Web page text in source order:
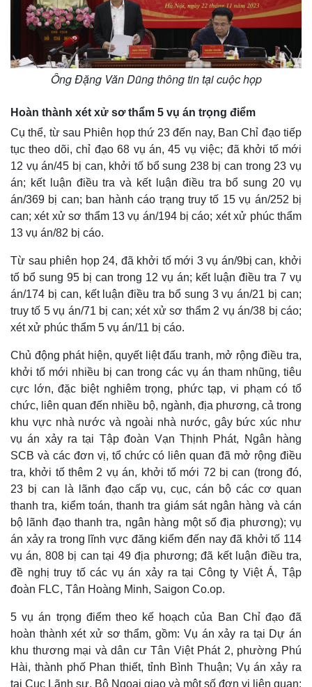
Kinh tế
Bất động sản
Khởi nghiệp
Thị trường
Giá vàng
Tiêu dùng
Tỷ giá
Pháp luật
Vụ án
Tin nóng
Tư vấn luật
Quân sự - Quốc phòng
Vũ khí
Việt Nam
Phân tích
Ông Đặng Văn Dũng thông tin tại cuộc họp
Hoàn thành xét xử sơ thẩm 5 vụ án trọng điểm
Cụ thể, từ sau Phiên họp thứ 23 đến nay, Ban Chỉ đạo tiếp
tục theo dõi, chỉ đạo 68 vụ án, 45 vụ việc; đã khởi tố mới
12 vụ án/45 bị can, khởi tố bổ sung 238 bị can trong 23 vụ
án; kết luận điều tra và kết luận điều tra bổ sung 20 vụ
án/369 bị can; ban hành cáo trạng truy tố 15 vụ án/252 bị
can; xét xử sơ thẩm 13 vụ án/194 bị cáo; xét xử phúc thẩm
13 vụ án/82 bị cáo.
Từ sau phiên họp 24, đã khởi tố mới 3 vụ án/9bị can, khởi
tố bổ sung 95 bị can trong 12 vụ án; kết luận điều tra 7 vụ
án/174 bị can, kết luận điều tra bổ sung 3 vụ án/21 bị can;
truy tố 5 vụ án/71 bị can; xét xử sơ thẩm 2 vụ án/38 bị cáo;
xét xử phúc thẩm 5 vụ án/11 bị cáo.
Chủ động phát hiện, quyết liệt đấu tranh, mở rộng điều tra,
khởi tố mới nhiều bị can trong các vụ án tham nhũng, tiêu
cực lớn, đặc biệt nghiêm trọng, phức tạp, vi phạm có tổ
chức, liên quan đến nhiều bộ, ngành, địa phương, cả trong
khu vực nhà nước và ngoài nhà nước, gây bức xúc như
vụ án xảy ra tại Tập đoàn Vạn Thịnh Phát, Ngân hàng
SCB và các đơn vị, tổ chức có liên quan đã mở rộng điều
tra, khởi tố thêm 2 vụ án, khởi tố mới 72 bị can (trong đó,
23 bị can là lãnh đạo cấp vụ, cục, cán bộ các cơ quan
thanh tra, kiểm toán, thanh tra giám sát ngân hàng và cán
bộ lãnh đạo thanh tra, ngân hàng một số địa phương); vụ
án xảy ra trong lĩnh vực đăng kiểm đến nay đã khởi tố 114
vụ án, 808 bị can tại 49 địa phương; đã kết luận điều tra,
đề nghị truy tố các vụ án xảy ra tại Công ty Việt Á, Tập
đoàn FLC, Tân Hoàng Minh, Saigon Co.op.
5 vụ án trọng điểm theo kế hoạch của Ban Chỉ đạo đã
hoàn thành xét xử sơ thẩm, gồm: Vụ án xảy ra tại Dự án
khu thương mại và dân cư Tân Việt Phát 2, phường Phú
Hài, thành phố Phan thiết, tỉnh Bình Thuận; Vụ án xảy ra
tại Cục Lãnh sự, Bộ Ngoại giao và một số đơn vị liên quan;